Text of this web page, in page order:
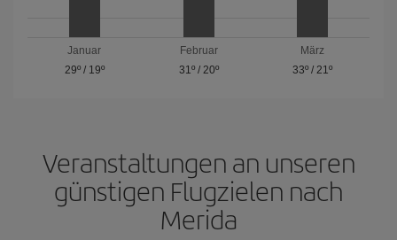
Januar
29º/ 19º
Februar
31º/ 20º
März
33º / 21º
Veranstaltungen an unseren
günstigen Flugzielen nach
Merida